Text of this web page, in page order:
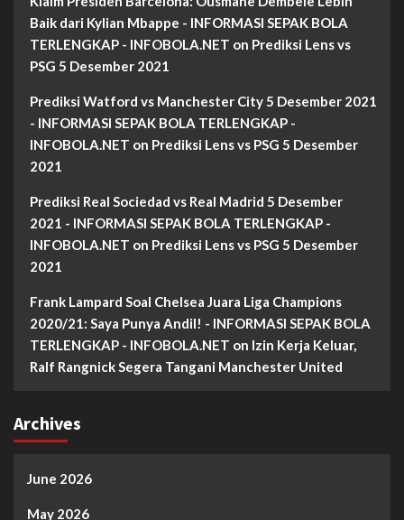
Baik dari Kylian Mbappe - INFORMASI SEPAK BOLA
TERLENGKAP - INFOBOLA.NET on Prediksi Lens vs
PSG 5 Desember 2021
Prediksi Watford vs Manchester City 5 Desember 2021
- INFORMASI SEPAK BOLA TERLENGKAP -
INFOBOLA.NET on Prediksi Lens vs PSG 5 Desember
2021
Prediksi Real Sociedad vs Real Madrid 5 Desember
2021 - INFORMASI SEPAK BOLA TERLENGKAP -
INFOBOLA.NET on Prediksi Lens vs PSG 5 Desember
2021
Frank Lampard Soal Chelsea Juara Liga Champions
2020/21: Saya Punya Andil! - INFORMASI SEPAK BOLA
TERLENGKAP - INFOBOLA.NET on Izin Kerja Keluar,
Ralf Rangnick Segera Tangani Manchester United
Archives
June 2026
May 2026